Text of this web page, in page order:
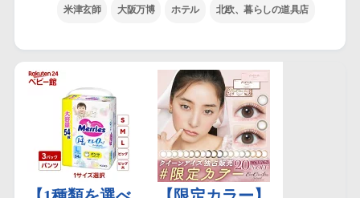
米津玄師 大阪万博 ホテル 北欧、暮らしの道具店